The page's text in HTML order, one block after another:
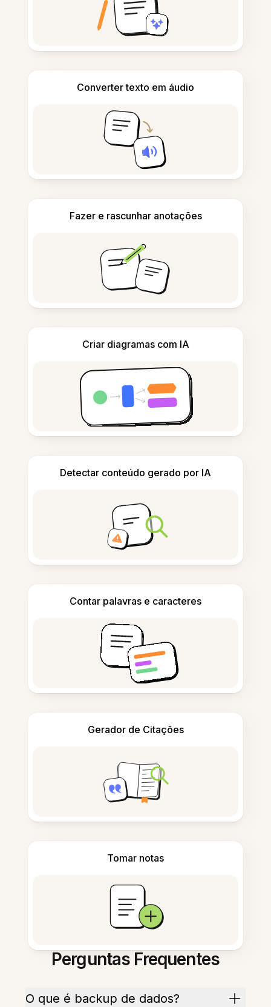
Converter texto em áudio
Fazer e rascunhar anotações
Criar diagramas com IA
Detectar conteúdo gerado por IA
Contar palavras e caracteres
Gerador de Citações
Tomar notas
Perguntas Frequentes
O que é backup de dados?